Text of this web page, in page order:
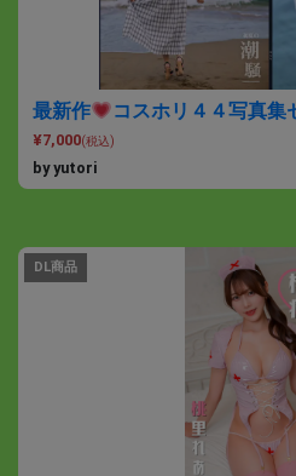
最新作 コスホリ４４写真集
¥7,000(税込)
by yutori
DL商品